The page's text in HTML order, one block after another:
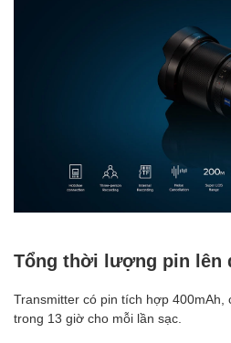
Tổng thời lượng pin lên
Transmitter có pin tích hợp 400mAh,
trong 13 giờ cho mỗi lần sạc.